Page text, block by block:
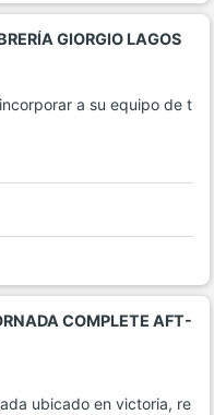
GIORGIO LAGOS
a su equipo de t
COMPLETE AFT-
ubicado en victoria, re